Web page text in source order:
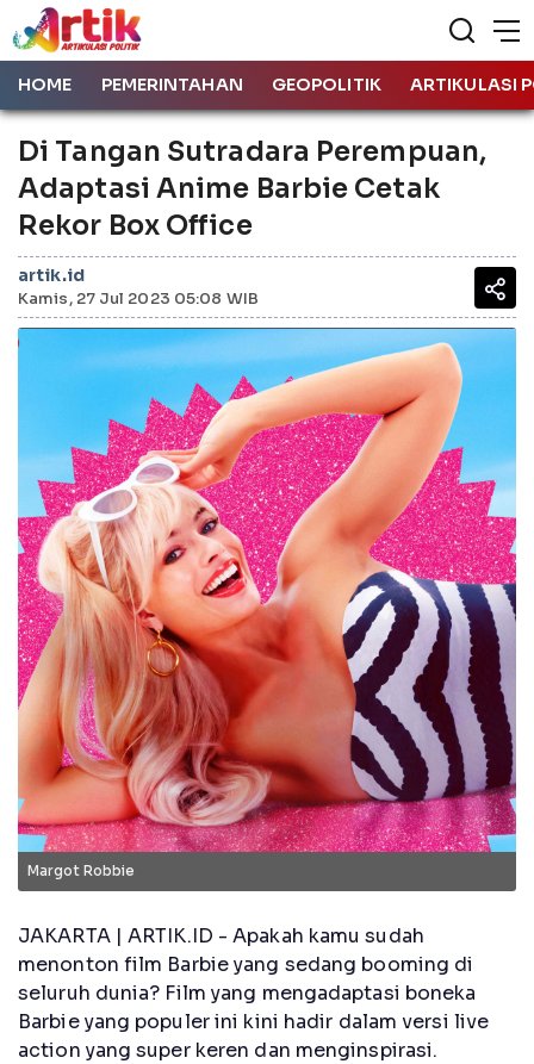
HOME PEMERINTAHAN GEOPOLITIK ARTIKULASI
Di Tangan Sutradara Perempuan,
Adaptasi Anime Barbie Cetak
Rekor Box Office
artik.id
Kamis, 27 Jul 2023 05:08 WIB
Margot Robbie
JAKARTA | ARTIK.ID - Apakah kamu sudah
menonton film Barbie yang sedang booming di
seluruh dunia? Film yang mengadaptasi boneka
Barbie yang populer ini kini hadir dalam versi live
action yang super keren dan menginspirasi.